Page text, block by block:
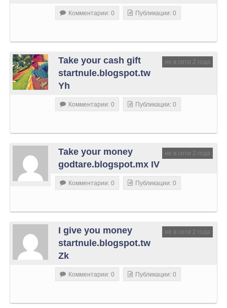
Комментарии: 0 Публикации: 0
не в сети 2 года
Take your cash gift
startnule.blogspot.tw
Yh
Комментарии: 0 Публикации: 0
не в сети 2 года
Take your money
godtare.blogspot.mx IV
Комментарии: 0 Публикации: 0
не в сети 2 года
I give you money
startnule.blogspot.tw
Zk
Комментарии: 0 Публикации: 0